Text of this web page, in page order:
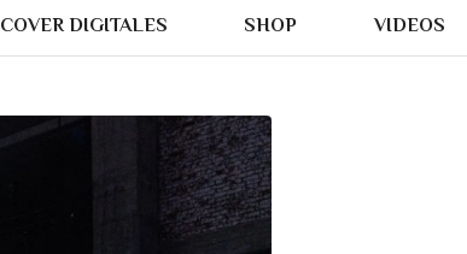
COVER DIGITALES SHOP VIDEOS